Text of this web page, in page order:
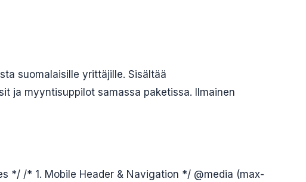
suomalaisille yrittäjille. Sisältää
ja myyntisuppilot samassa paketissa. Ilmainen
*/ /* 1. Mobile Header & Navigation */ @media (max-